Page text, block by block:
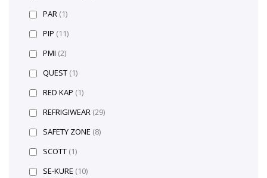
PAR (1)
PIP (11)
PMI (2)
QUEST (1)
RED KAP (1)
REFRIGIWEAR (29)
SAFETY ZONE (8)
SCOTT (1)
SE-KURE (10)